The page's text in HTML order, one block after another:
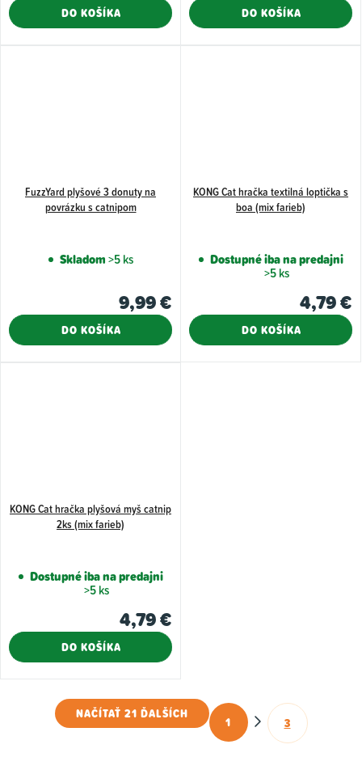
DO KOŠÍKA
DO KOŠÍKA
FuzzYard plyšové 3 donuty na
povrázku s catnipom
Skladom>5 ks
9,99 €
DO KOŠÍKA
KONG Cat hračka textilná loptička s
boa (mix farieb)
Dostupné iba na predajni
>5 ks
4,79 €
DO KOŠÍKA
KONG Cat hračka plyšová myš catnip
2ks (mix farieb)
Dostupné iba na predajni
>5 ks
4,79 €
DO KOŠÍKA
O
NAČÍTAŤ 21 ĎALŠÍCH
S
1 3